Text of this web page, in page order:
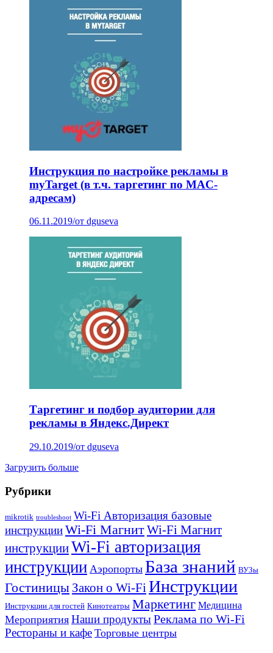
Инструкция по настройке рекламы в
myTarget (в т.ч. таргетинг по MAC-
адресам)
06.11.2019/от dguseva
Таргетинг и подбор аудитории для
рекламы в Яндекс.Директ
29.10.2019/от dguseva
Загрузить больше
Рубрики
mikrotik troubleshoot Wi-Fi Авторизация базовые
инструкцииWi-Fi МагнитWi-Fi Магнит
инструкцииWi-Fi авторизация
инструкции Аэропорты База знаний ВУЗы
Гостиницы Закон о Wi-FiИнструкции
Инструкции для гостей Кинотеатры Маркетинг Медицина
Мероприятия Наши продуктыРеклама по Wi-Fi
Рестораны и кафе Торговые центры